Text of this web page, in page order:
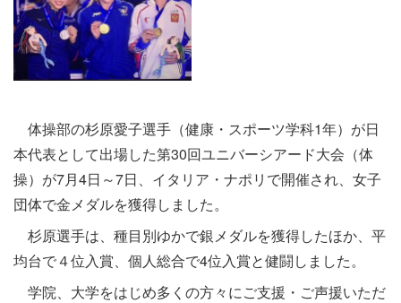
体操部の杉原愛子選手（健康・スポーツ学科1年）が日
本代表として出場した第30回ユニバーシアード大会（体
操）が7月4日～7日、イタリア・ナポリで開催され、女子
団体で金メダルを獲得しました。
杉原選手は、種目別ゆかで銀メダルを獲得したほか、平
均台で４位入賞、個人総合で4位入賞と健闘しました。
学院、大学をはじめ多くの方々にご支援・ご声援いただ